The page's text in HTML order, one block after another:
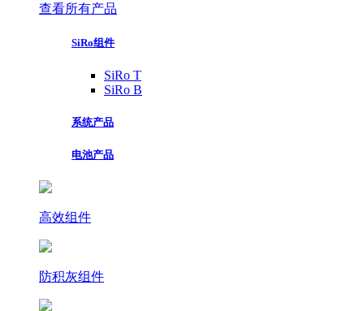
查看所有产品
SiRo组件
SiRo T
SiRo B
系统产品
电池产品
高效组件
防积灰组件